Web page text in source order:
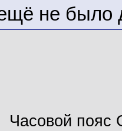
не было
Часовой пояс